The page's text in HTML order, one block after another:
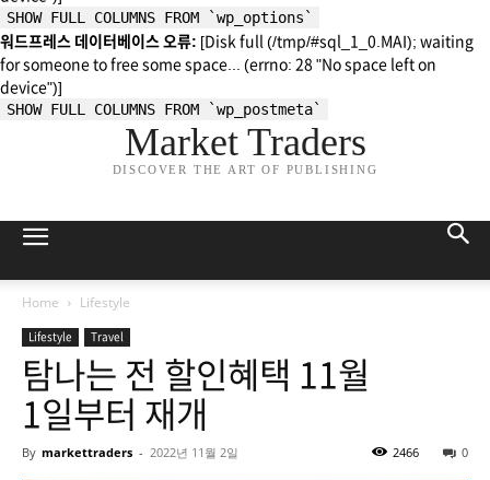
SHOW FULL COLUMNS FROM `wp_options`
워드프레스 데이터베이스 오류: [Disk full (/tmp/#sql_1_0.MAI); waiting
for someone to free some space... (errno: 28 "No space left on
device")]
SHOW FULL COLUMNS FROM `wp_postmeta`
Market Traders
DISCOVER THE ART OF PUBLISHING
Home Lifestyle
Lifestyle Travel
탐나는 전 할인혜택 11월
1일부터 재개
By markettraders - 2022년 11월 2일 0
2466